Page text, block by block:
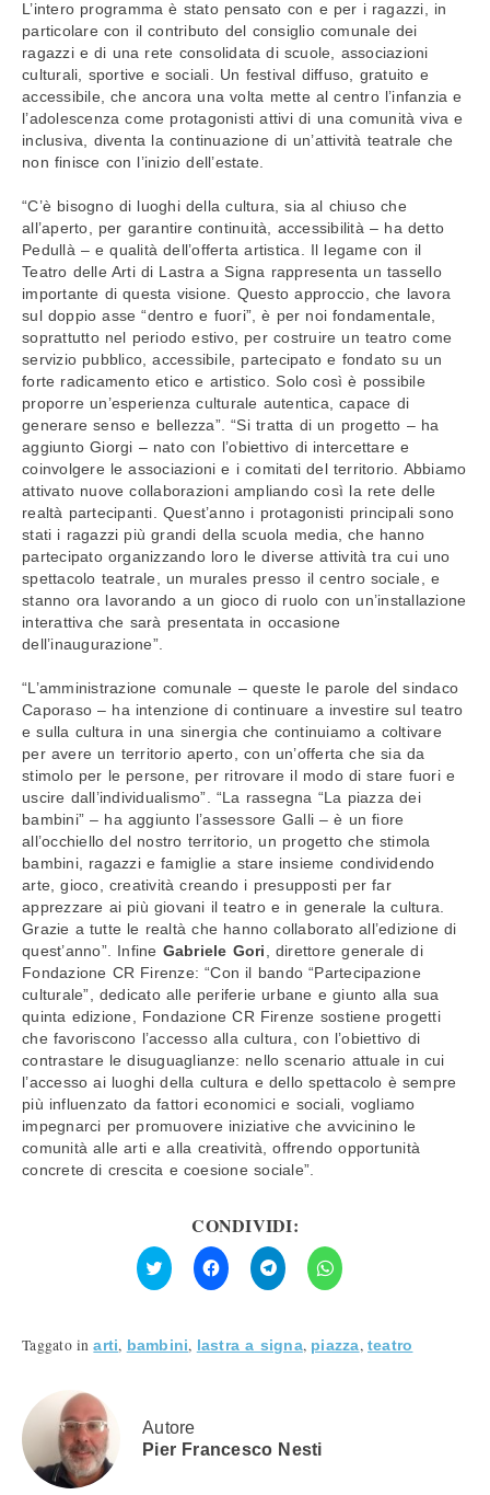
L’intero programma è stato pensato con e per i ragazzi, in
particolare con il contributo del consiglio comunale dei
ragazzi e di una rete consolidata di scuole, associazioni
culturali, sportive e sociali. Un festival diffuso, gratuito e
accessibile, che ancora una volta mette al centro l’infanzia e
l’adolescenza come protagonisti attivi di una comunità viva e
inclusiva, diventa la continuazione di un’attività teatrale che
non finisce con l’inizio dell’estate.
“C’è bisogno di luoghi della cultura, sia al chiuso che
all’aperto, per garantire continuità, accessibilità – ha detto
Pedullà – e qualità dell’offerta artistica. Il legame con il
Teatro delle Arti di Lastra a Signa rappresenta un tassello
importante di questa visione. Questo approccio, che lavora
sul doppio asse “dentro e fuori”, è per noi fondamentale,
soprattutto nel periodo estivo, per costruire un teatro come
servizio pubblico, accessibile, partecipato e fondato su un
forte radicamento etico e artistico. Solo così è possibile
proporre un’esperienza culturale autentica, capace di
generare senso e bellezza”. “Si tratta di un progetto – ha
aggiunto Giorgi – nato con l’obiettivo di intercettare e
coinvolgere le associazioni e i comitati del territorio. Abbiamo
attivato nuove collaborazioni ampliando così la rete delle
realtà partecipanti. Quest’anno i protagonisti principali sono
stati i ragazzi più grandi della scuola media, che hanno
partecipato organizzando loro le diverse attività tra cui uno
spettacolo teatrale, un murales presso il centro sociale, e
stanno ora lavorando a un gioco di ruolo con un’installazione
interattiva che sarà presentata in occasione
dell’inaugurazione”.
“L’amministrazione comunale – queste le parole del sindaco
Caporaso – ha intenzione di continuare a investire sul teatro
e sulla cultura in una sinergia che continuiamo a coltivare
per avere un territorio aperto, con un’offerta che sia da
stimolo per le persone, per ritrovare il modo di stare fuori e
uscire dall’individualismo”. “La rassegna “La piazza dei
bambini” – ha aggiunto l’assessore Galli – è un fiore
all’occhiello del nostro territorio, un progetto che stimola
bambini, ragazzi e famiglie a stare insieme condividendo
arte, gioco, creatività creando i presupposti per far
apprezzare ai più giovani il teatro e in generale la cultura.
Grazie a tutte le realtà che hanno collaborato all’edizione di
quest’anno”. Infine Gabriele Gori , direttore generale di
Fondazione CR Firenze: “Con il bando “Partecipazione
culturale”, dedicato alle periferie urbane e giunto alla sua
quinta edizione, Fondazione CR Firenze sostiene progetti
che favoriscono l’accesso alla cultura, con l’obiettivo di
contrastare le disuguaglianze: nello scenario attuale in cui
l’accesso ai luoghi della cultura e dello spettacolo è sempre
più influenzato da fattori economici e sociali, vogliamo
impegnarci per promuovere iniziative che avvicinino le
comunità alle arti e alla creatività, offrendo opportunità
concrete di crescita e coesione sociale”.
CONDIVIDI:
Fai
clic
qui
Twitter
(Si
finestra)
Fai
clic
per
condividere
(Si
apre
Fai
clic
per
condividere
(Si
apre
Fai
clic
per
(Si
apre
Taggato inarti, bambini, lastra a signa, piazza, teatro
Autore
Pier Francesco Nesti